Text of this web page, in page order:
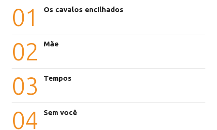
01 Os cavalos encilhados
02 Mãe
03 Tempos
04 Sem você